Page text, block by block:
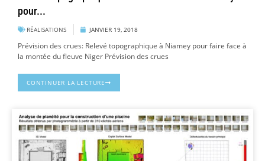
pour...
RÉALISATIONS JANVIER 19, 2018
Prévision des crues: Relevé topographique à Niamey pour faire face à
la montée du fleuve Niger Prévision des crues
CONTINUER LA LECTURE